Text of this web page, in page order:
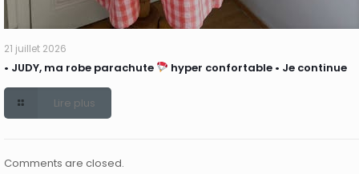
21 juillet 2026
• JUDY, ma robe parachute hyper confortable • Je continue
Lire plus
Comments are closed.